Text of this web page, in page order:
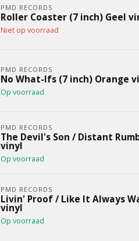
PMD RECORDS
Roller Coaster (7 inch) Geel
Niet op voorraad
PMD RECORDS
No What-Ifs (7 inch) Orange
Op voorraad
PMD RECORDS
The Devil's Son / Distant
vinyl
Op voorraad
PMD RECORDS
Livin' Proof / Like It Always
vinyl
Op voorraad